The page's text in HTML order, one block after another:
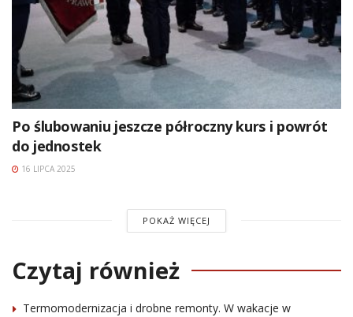
Po ślubowaniu jeszcze półroczny kurs i powrót
do jednostek
16 LIPCA 2025
POKAŻ WIĘCEJ
Czytaj również
Termomodernizacja i drobne remonty. W wakacje w